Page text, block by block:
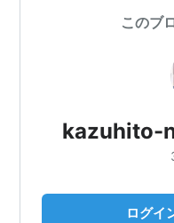
このブ
kazuhito-
ログイ